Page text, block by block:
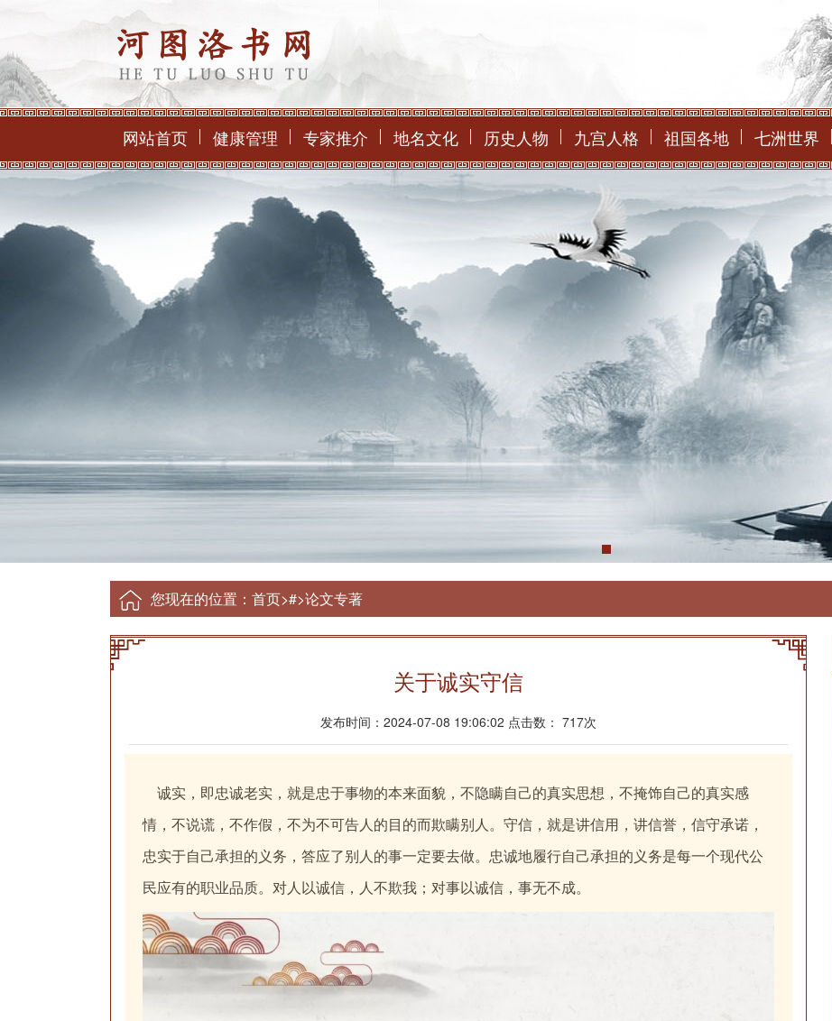
网站首页 健康管理 专家推介 地名文化 历史人物 九宫人格 祖国各地 七洲世界
您现在的位置： 首页>#>论文专著
关于诚实守信
发布时间：2024-07-08 19:06:02 点击数： 717次
诚实，即忠诚老实，就是忠于事物的本来面貌，不隐瞒自己的真实思想，不掩饰自己的真实感
情，不说谎，不作假，不为不可告人的目的而欺瞒别人。守信，就是讲信用，讲信誉，信守承诺，
忠实于自己承担的义务，答应了别人的事一定要去做。忠诚地履行自己承担的义务是每一个现代公
民应有的职业品质。对人以诚信，人不欺我；对事以诚信，事无不成。